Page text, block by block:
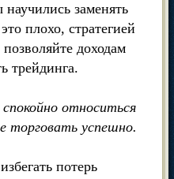
заменять
плохо, стратегией
доходам
трейдинга.
относиться
торговать успешно.
потерь